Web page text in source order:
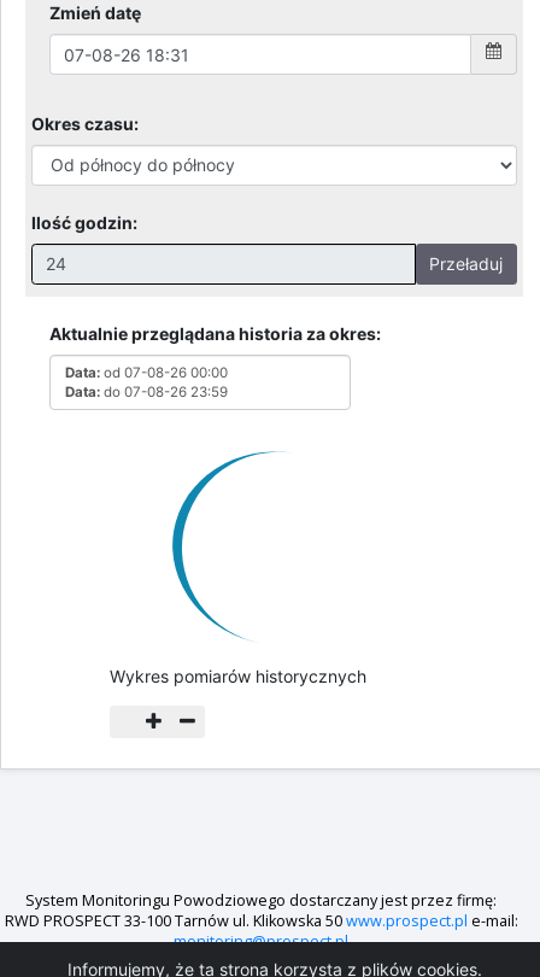
Informujemy, że ta strona korzysta z plików cookies.
Zmień datę
Okres czasu:
Ilość godzin:
Przeładuj
Godziny: 1-168, Dni: 1-30, Miesiące: 1 - 2
Aktualnie przeglądana historia za okres:
Data: od 07-08-26 00:00
Data: do 07-08-26 23:59
Wykres pomiarów historycznych
System Monitoringu Powodziowego dostarczany jest przez firmę:
RWD PROSPECT 33-100 Tarnów ul. Klikowska 50www.prospect.pl e-mail:
monitoring@prospect.pl